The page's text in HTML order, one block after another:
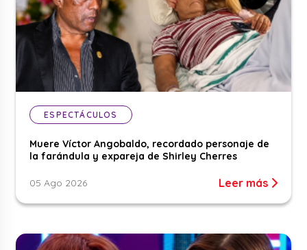
ESPECTÁCULOS
Muere Víctor Angobaldo, recordado personaje de
la farándula y expareja de Shirley Cherres
05 Ago 2026 Leer más